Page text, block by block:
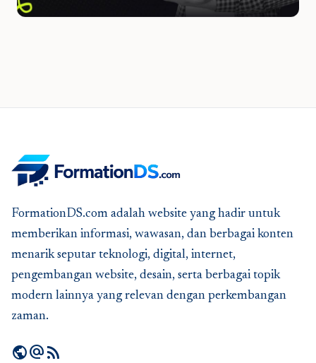
FormationDS.com adalah website yang hadir untuk
memberikan informasi, wawasan, dan berbagai konten
menarik seputar teknologi, digital, internet,
pengembangan website, desain, serta berbagai topik
modern lainnya yang relevan dengan perkembangan
zaman.
publicalternate_emailrss_feed